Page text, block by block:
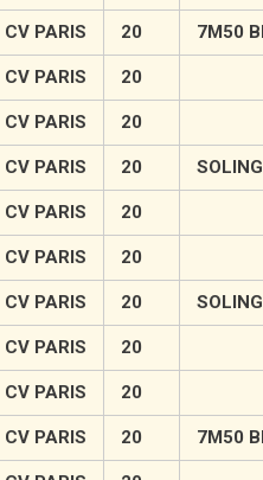
CV PARIS 20 7M50
CV PARIS 20
CV PARIS 20
CV PARIS 20 SOLING
CV PARIS 20
CV PARIS 20
CV PARIS 20 SOLING
CV PARIS 20
CV PARIS 20
CV PARIS 20 7M50